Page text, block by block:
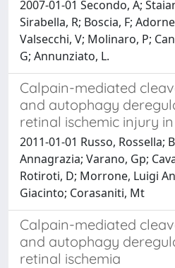
2007-01-01 Secondo, A;
Sirabella, R; Boscia, F;
Valsecchi, V; Molinaro, P;
G; Annunziato, L.
Calpain-mediated
and autophagy
retinal ischemic injury
2011-01-01 Russo, Rossella;
Annagrazia; Varano, Gp;
Rotiroti, D; Morrone, Luigi
Giacinto; Corasaniti, Mt
Calpain-mediated
and autophagy
retinal ischemia